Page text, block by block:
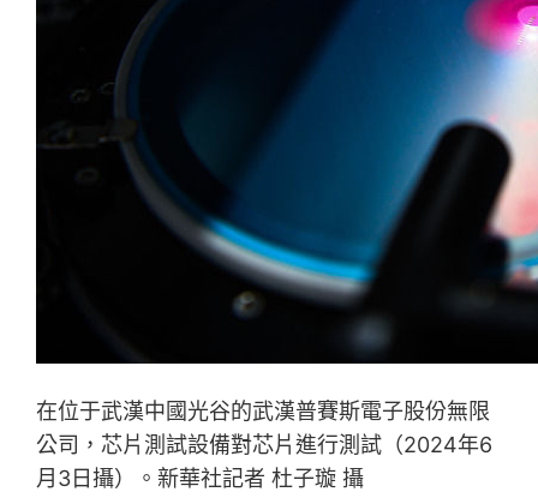
在位于武漢中國光谷的武漢普賽斯電子股份無限
公司，芯片測試設備對芯片進行測試（2024年6
月3日攝）。新華社記者 杜子璇 攝